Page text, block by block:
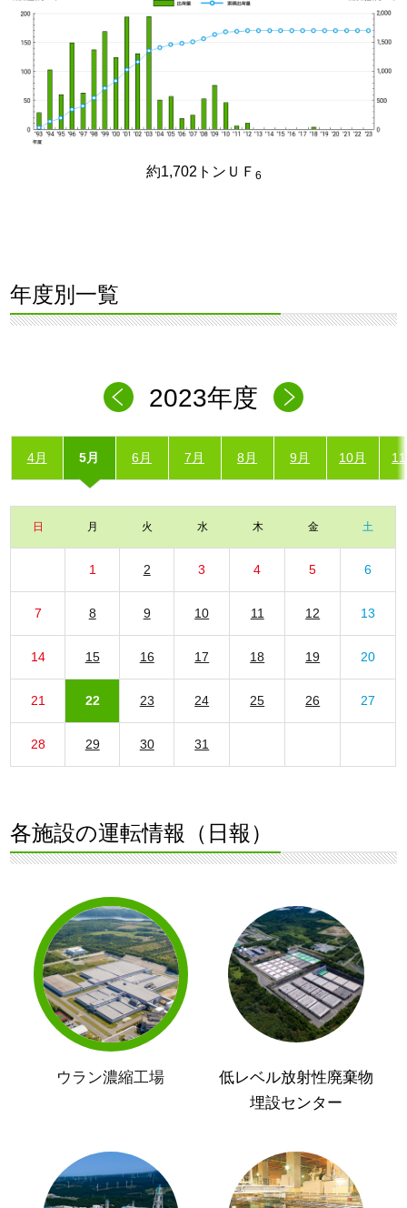
約1,702トンＵＦ 6
年度別一覧
2023年度
4月 5月 6月 7月 8月 9月 10月
日 月 火 水 木 金 土
1 2 3 4 5 6
7 8 9 10 11 12 13
14 15 16 17 18 19 20
21 22 23 24 25 26 27
28 29 30 31
各施設の運転情報（日報）
ウラン濃縮工場
低レベル放射性廃棄物
埋設センター